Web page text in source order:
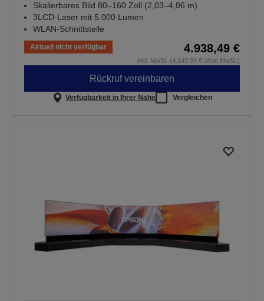
Skalierbares Bild 80–160 Zoll (2,03–4,06 m)
3LCD-Laser mit 5.000 Lumen
WLAN-Schnittstelle
Aktuell nicht verfügbar 4.938,49 €
inkl. MwSt. (4.149,99 € ohne MwSt.)
Rückruf vereinbaren
Verfügbarkeit in Ihrer Nähe Vergleichen